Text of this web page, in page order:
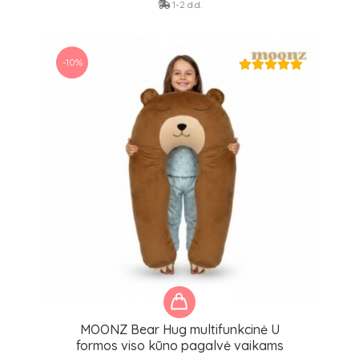
1-2 d.d.
MOONZ Bear Hug multifunkcinė U
formos viso kūno pagalvė vaikams
-10%